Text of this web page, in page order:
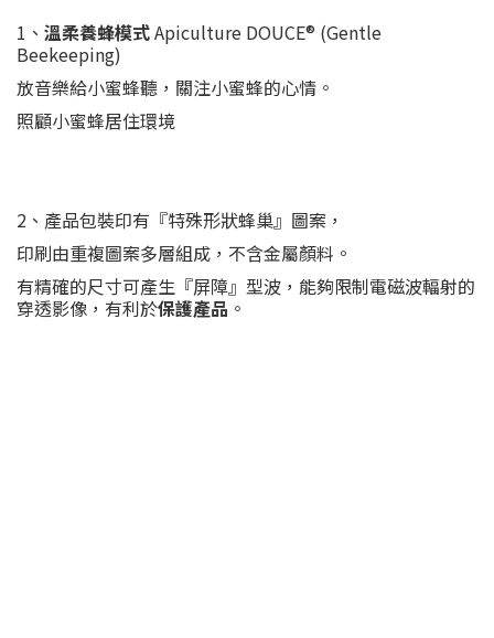
1、 溫柔養蜂模式Apiculture DOUCE® (Gentle
Beekeeping)
放音樂給小蜜蜂聽，關注小蜜蜂的心情。
照顧小蜜蜂居住環境
2、產品包裝印有『特殊形狀蜂巢』圖案，
印刷由重複圖案多層組成，不含金屬顏料。
有精確的尺寸可產生『屏障』型波，能夠限制電磁波輻射的
穿透影像，有利於保護產品 。